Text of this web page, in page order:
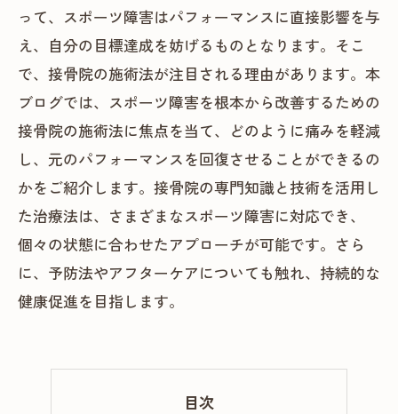
って、スポーツ障害はパフォーマンスに直接影響を与
え、自分の目標達成を妨げるものとなります。そこ
で、接骨院の施術法が注目される理由があります。本
ブログでは、スポーツ障害を根本から改善するための
接骨院の施術法に焦点を当て、どのように痛みを軽減
し、元のパフォーマンスを回復させることができるの
かをご紹介します。接骨院の専門知識と技術を活用し
た治療法は、さまざまなスポーツ障害に対応でき、
個々の状態に合わせたアプローチが可能です。さら
に、予防法やアフターケアについても触れ、持続的な
健康促進を目指します。
目次